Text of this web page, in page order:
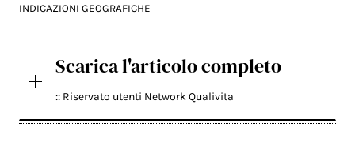
INDICAZIONI GEOGRAFICHE
Scarica l'articolo completo
:: Riservato utenti Network Qualivita